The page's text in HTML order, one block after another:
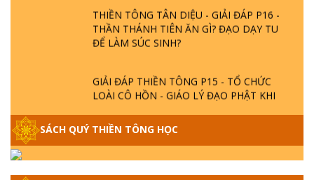
THIỀN TÔNG TÂN DIỆU - GIẢI ĐÁP P16 -
THẦN THÁNH TIÊN ĂN GÌ? ĐẠO DẠY TU
ĐỂ LÀM SÚC SINH?
GIẢI ĐÁP THIỀN TÔNG P15 - TỔ CHỨC
LOÀI CÔ HỒN - GIÁO LÝ ĐẠO PHẬT KHI
NÀO XUẤT BẢN
SÁCH QUÝ THIỀN TÔNG HỌC